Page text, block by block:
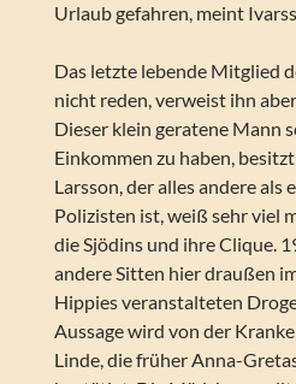
Urlaub gefahren, meint
Das letzte lebende Mitglied
nicht reden, verweist ihn
Dieser klein geratene Mann
Einkommen zu haben,
Larsson, der alles andere als
Polizisten ist, weiß sehr viel
die Sjödins und ihre Clique.
andere Sitten hier draußen
Hippies veranstalteten
Aussage wird von der
Linde, die früher Anna-